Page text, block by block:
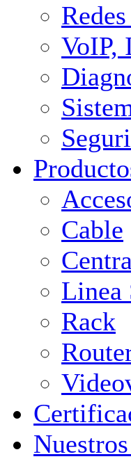
VoIP,
Cable
Linea
Rack